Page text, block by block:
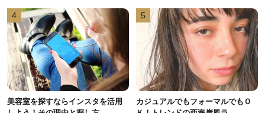
4
美容室を探すならインスタを活用
5
カジュアルでもフォーマルでもＯ